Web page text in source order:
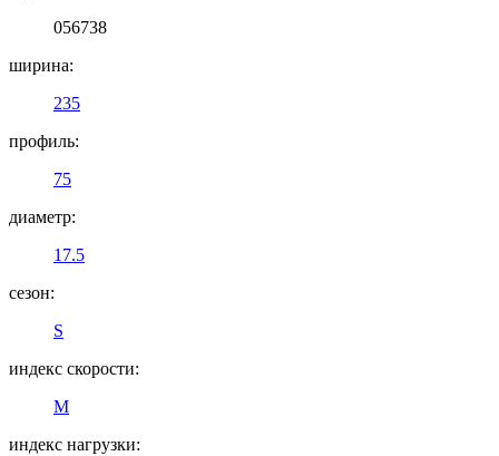
056738
ширина:
235
профиль:
75
диаметр:
17.5
сезон:
S
индекс скорости:
M
индекс нагрузки: